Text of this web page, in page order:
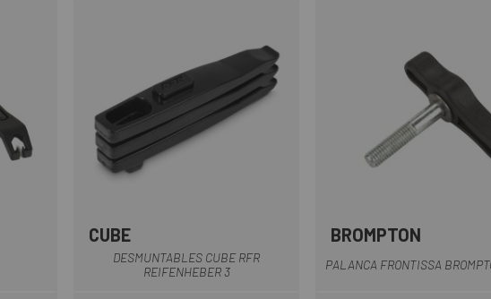
CUBE
DESMUNTABLES CUBE RFR
REIFENHEBER 3
BROMPTON
PALANCA FRONTISSA